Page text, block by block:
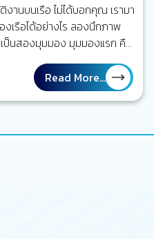
านบนเรือ ไม่ได้บอกคุณ เรามา
งเรือได้อย่างไร ลองนึกภาพ
ป็นสองมุมมอง มุมมองแรก คือ
านในรายงานกระดาษ ตาราง
างดีตรงตามเวลา งานบนเรือที่
ว่าแล้วเสร็จ รายงานทุกฉบับ
ยบ และอยู่ภายใต้การจัดการ
ไม่มีอะไหล่สนับสนุน และบาง
งานใหญ่…
Read More...